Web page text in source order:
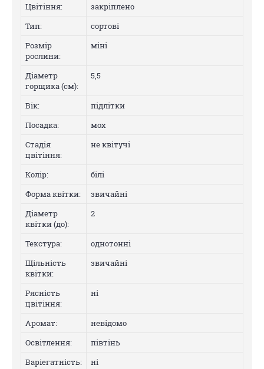
Цвiтiння:
закріплено
Тип:
сортові
Розмір
рослини:
міні
Діаметр
горщика (см):
5,5
Вік:
підлітки
Посадка:
мох
Стадія
цвітіння:
не квітучі
Колip:
білі
Форма квітки:
звичайні
Діаметр
квітки (до):
2
Текстура:
однотонні
Щільність
квітки:
звичайні
Рясність
цвітіння:
нi
Аромат:
невідомо
Освітлення:
півтінь
Варіегатнicть:
нi